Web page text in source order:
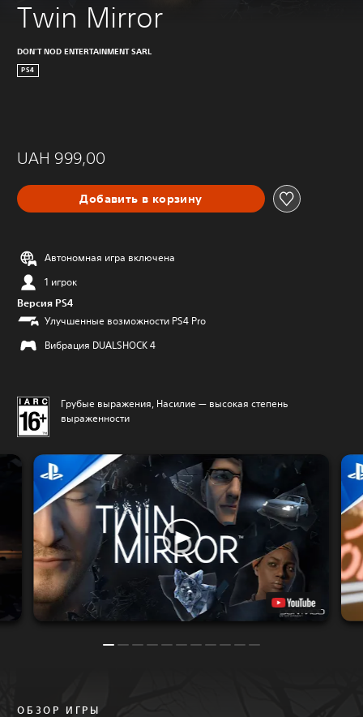
Twin Mirror
DON'T NOD ENTERTAINMENT SARL
PS4
UAH 999,00
Добавить в корзину
Автономная игра включена
1 игрок
Версия PS4
Улучшенные возможности PS4 Pro
Вибрация DUALSHOCK 4
Грубые выражения, Насилие — высокая степень
выраженности
ОБЗОР ИГРЫ